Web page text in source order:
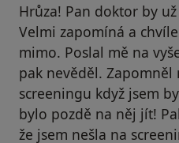
Hrůza! Pan doktor by
Velmi zapomíná a
mimo. Poslal mě na
pak nevěděl.
screeningu když jsem
bylo pozdě na něj jít!
že jsem nešla na